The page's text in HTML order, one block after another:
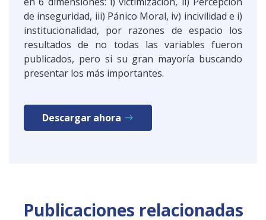
de inseguridad, iii) Pánico Moral, iv) incivilidad e i)
institucionalidad, por razones de espacio los
resultados de no todas las variables fueron
publicados, pero si su gran mayoría buscando
presentar los más importantes.
Descargar ahora
Publicaciones relacionadas